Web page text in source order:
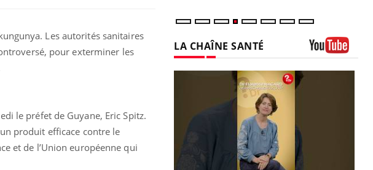
Les autorités sanitaires
pour exterminer les
le préfet de Guyane, Eric Spitz.
produit efficace contre le
et de l’Union européenne qui
LA CHAÎNE SANTÉ